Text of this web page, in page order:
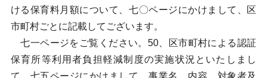
ける保育料月額について、七〇ページにかけまして、区
市町村ごとに記載してございます。
七一ページをご覧ください。50、区市町村による認証
保育所等利用者負担軽減制度の実施状況といたしまし
て、七五ページにかけまして、事業名、内容、対象者及